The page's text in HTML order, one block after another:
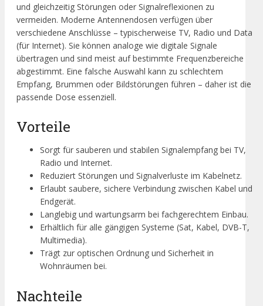
und gleichzeitig Störungen oder Signalreflexionen zu
vermeiden. Moderne Antennendosen verfügen über
verschiedene Anschlüsse – typischerweise TV, Radio und Data
(für Internet). Sie können analoge wie digitale Signale
übertragen und sind meist auf bestimmte Frequenzbereiche
abgestimmt. Eine falsche Auswahl kann zu schlechtem
Empfang, Brummen oder Bildstörungen führen – daher ist die
passende Dose essenziell.
Vorteile
Sorgt für sauberen und stabilen Signalempfang bei TV,
Radio und Internet.
Reduziert Störungen und Signalverluste im Kabelnetz.
Erlaubt saubere, sichere Verbindung zwischen Kabel und
Endgerät.
Langlebig und wartungsarm bei fachgerechtem Einbau.
Erhältlich für alle gängigen Systeme (Sat, Kabel, DVB-T,
Multimedia).
Trägt zur optischen Ordnung und Sicherheit in
Wohnräumen bei.
Nachteile